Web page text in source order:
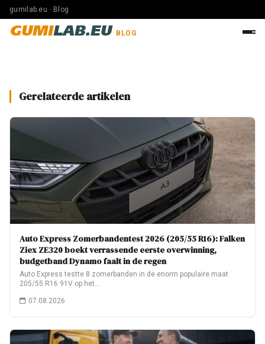
gumilab.eu · Blog
GUMILAB.EU BLOG
Gerelateerde artikelen
Auto Express Zomerbandentest 2026 (205/55 R16): Falken
Ziex ZE320 boekt verrassende eerste overwinning,
budgetband Dynamo faalt in de regen
Auto Express testte 8 zomerbanden in de enorm populaire maat
205/55 R16 91V op het…
07.08.2026